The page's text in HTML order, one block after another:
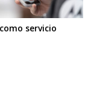
servicio